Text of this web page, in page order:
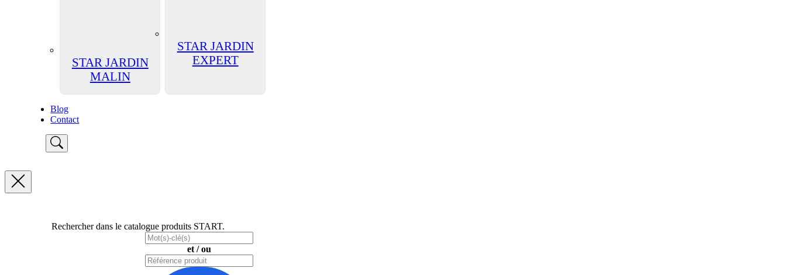
STAR JARDIN
MALIN
STAR JARDIN
EXPERT
Blog
Contact
Rechercher dans le catalogue produits START.
et / ou